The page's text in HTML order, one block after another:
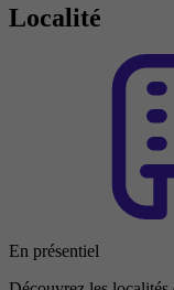
Localité
En présentiel